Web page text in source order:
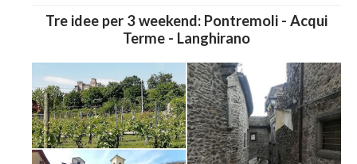
Tre idee per 3 weekend: Pontremoli - Acqui
Terme - Langhirano